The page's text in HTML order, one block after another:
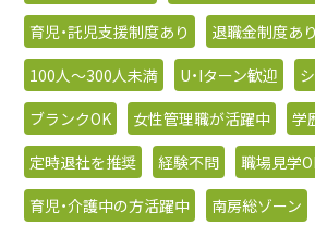
育児・託児支援制度あり
退職金制度あり
100人〜300人未満
U・Iターン歓迎
ブランクOK
女性管理職が活躍中
学
定時退社を推奨
経験不問
職場見学
育児・介護中の方活躍中
南房総ゾーン